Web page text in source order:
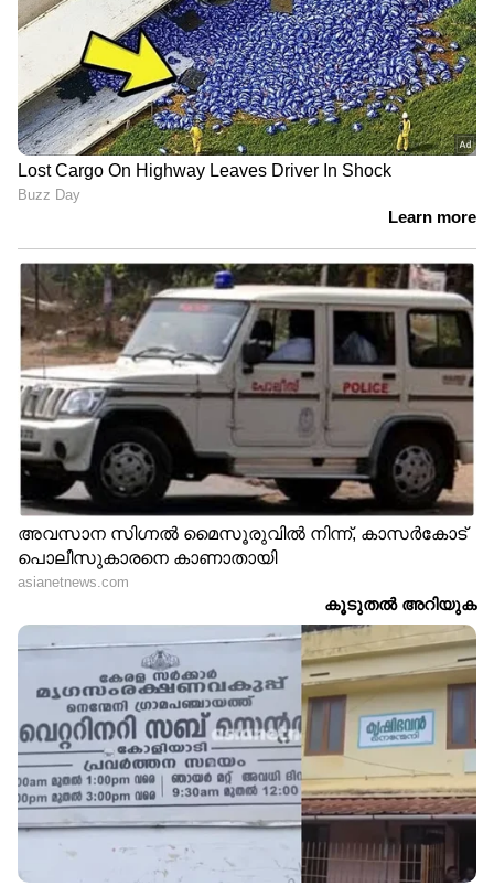
എസ്‌യുവിക്ക് പനോരമിക് സൺറൂഫ്,
വെന്റിലേറ്റഡ് ലെതർ സീറ്റുകൾ, 360 ഡിഗ്രി
ക്യാമറ, 9 ഇഞ്ച് ടച്ച്‌സ്‌ക്രീൻ
ഇൻഫോടെയ്ൻമെന്റ് സിസ്റ്റം, ഹെഡ്-അപ്പ്
ഡിസ്‌പ്ലേ അല്ലെങ്കിൽ HUD, ഡിജിറ്റൽ
ഇൻസ്ട്രുമെന്റ് കൺസോൾ, വയർലെസ്
കണക്റ്റിവിറ്റി എന്നിവ ലഭിക്കുന്നു. 6
എയർബാഗുകൾ, EBD ഉള്ള എബിഎസ്,
ട്രാക്ഷൻ കൺട്രോൾ, ഹിൽ ഹോൾഡ് അസിസ്റ്റ്,
ESP എന്നിവയും മറ്റുള്ളവയും ഇത് വാഗ്ദാനം
ചെയ്യും.
പുതിയ ടൊയോട്ട-മാരുതി മോഡല്‍,
പ്രതീക്ഷിക്കുന്ന 21 പ്രധാന
സവിശേഷതകൾ